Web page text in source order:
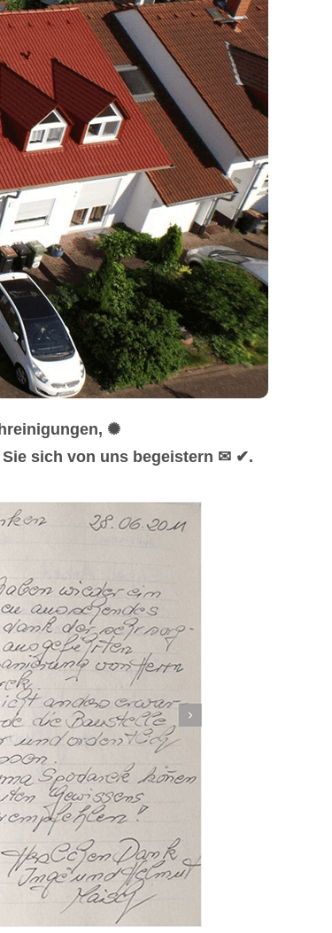
✺
sich von uns begeistern ✉ ✔.